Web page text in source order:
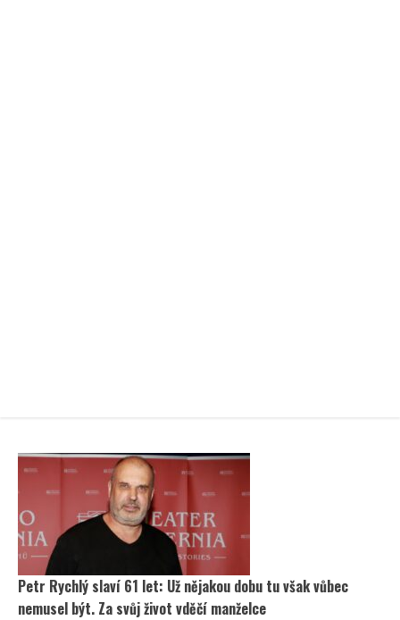
Petr Rychlý slaví 61 let: Už nějakou dobu tu však vůbec
nemusel být. Za svůj život vděčí manželce